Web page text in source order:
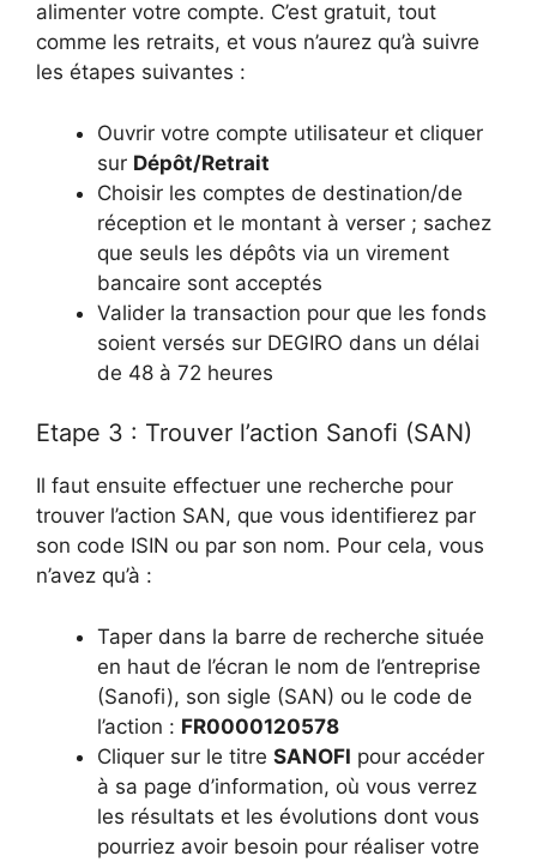
alimenter votre compte. C’est gratuit, tout
comme les retraits, et vous n’aurez qu’à suivre
les étapes suivantes :
Ouvrir votre compte utilisateur et cliquer
sur Dépôt/Retrait
Choisir les comptes de destination/de
réception et le montant à verser ; sachez
que seuls les dépôts via un virement
bancaire sont acceptés
Valider la transaction pour que les fonds
soient versés sur DEGIRO dans un délai
de 48 à 72 heures
Etape 3 : Trouver l’action Sanofi (SAN)
Il faut ensuite effectuer une recherche pour
trouver l’action SAN, que vous identifierez par
son code ISIN ou par son nom. Pour cela, vous
n’avez qu’à :
Taper dans la barre de recherche située
en haut de l’écran le nom de l’entreprise
(Sanofi), son sigle (SAN) ou le code de
l’action : FR0000120578
Cliquer sur le titre SANOFI pour accéder
à sa page d’information, où vous verrez
les résultats et les évolutions dont vous
pourriez avoir besoin pour réaliser votre